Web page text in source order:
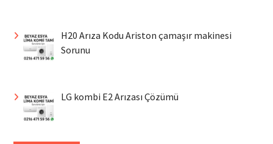
H20 Arıza Kodu Ariston çamaşır makinesi
Sorunu
LG kombi E2 Arızası Çözümü